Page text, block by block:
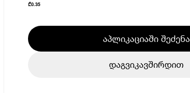
₾0.35
აპლიკაციაში შეძენა
დაგვიკავშირდით